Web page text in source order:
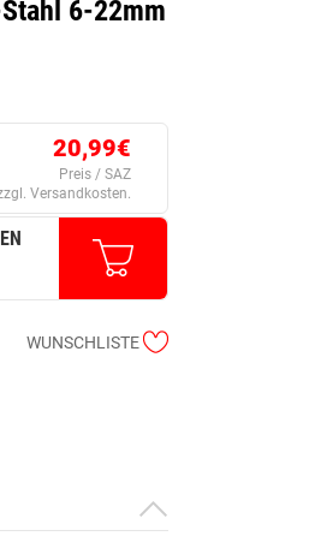
6-22mm
20,99€
Preis / SAZ
Versandkosten.
WUNSCHLISTE